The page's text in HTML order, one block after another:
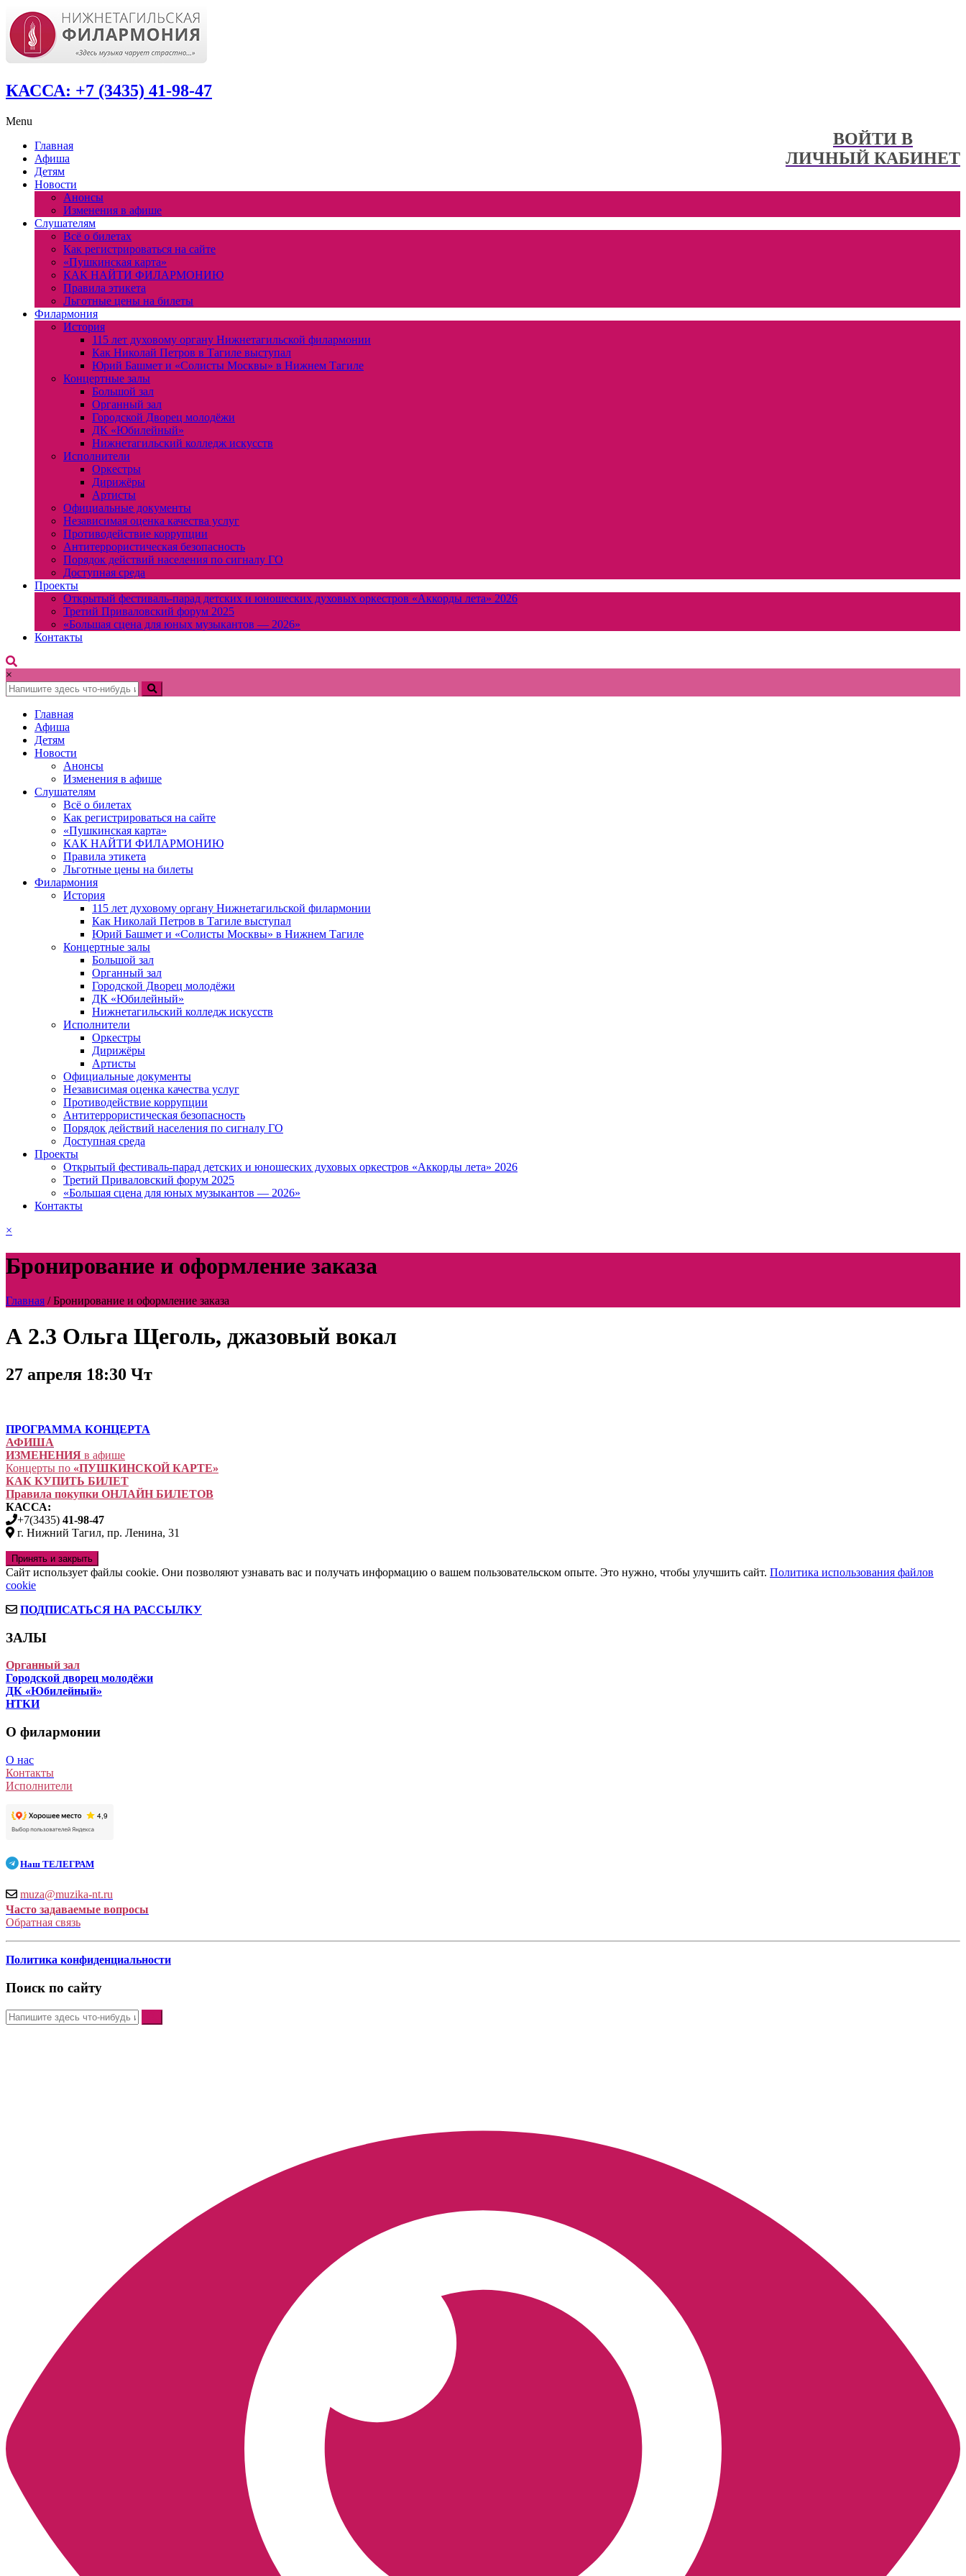
КАССА: +7 (3435) 41-98-47
ВОЙТИ В
ЛИЧНЫЙ КАБИНЕТ
Menu
Главная
Афиша
Детям
Новости
Анонсы
Изменения в афише
Слушателям
Всё о билетах
Как регистрироваться на сайте
«Пушкинская карта»
КАК НАЙТИ ФИЛАРМОНИЮ
Правила этикета
Льготные цены на билеты
Филармония
История
115 лет духовому органу Нижнетагильской филармонии
Как Николай Петров в Тагиле выступал
Юрий Башмет и «Солисты Москвы» в Нижнем Тагиле
Концертные залы
Большой зал
Органный зал
Городской Дворец молодёжи
ДК «Юбилейный»
Нижнетагильский колледж искусств
Исполнители
Оркестры
Дирижёры
Артисты
Официальные документы
Независимая оценка качества услуг
Противодействие коррупции
Антитеррористическая безопасность
Порядок действий населения по сигналу ГО
Доступная среда
Проекты
Открытый фестиваль-парад детских и юношеских духовых оркестров «Аккорды лета» 2026
Третий Приваловский форум 2025
«Большая сцена для юных музыкантов — 2026»
Контакты
×
Главная
Афиша
Детям
Новости
Анонсы
Изменения в афише
Слушателям
Всё о билетах
Как регистрироваться на сайте
«Пушкинская карта»
КАК НАЙТИ ФИЛАРМОНИЮ
Правила этикета
Льготные цены на билеты
Филармония
История
115 лет духовому органу Нижнетагильской филармонии
Как Николай Петров в Тагиле выступал
Юрий Башмет и «Солисты Москвы» в Нижнем Тагиле
Концертные залы
Большой зал
Органный зал
Городской Дворец молодёжи
ДК «Юбилейный»
Нижнетагильский колледж искусств
Исполнители
Оркестры
Дирижёры
Артисты
Официальные документы
Независимая оценка качества услуг
Противодействие коррупции
Антитеррористическая безопасность
Порядок действий населения по сигналу ГО
Доступная среда
Проекты
Открытый фестиваль-парад детских и юношеских духовых оркестров «Аккорды лета» 2026
Третий Приваловский форум 2025
«Большая сцена для юных музыкантов — 2026»
Контакты
×
Бронирование и оформление заказа
Главная /Бронирование и оформление заказа
А 2.3 Ольга Щеголь, джазовый вокал
27 апреля 18:30 Чт
ПРОГРАММА КОНЦЕРТА
АФИША
ИЗМЕНЕНИЯ в афише
Концерты по «ПУШКИНСКОЙ КАРТЕ»
КАК КУПИТЬ БИЛЕТ
Правила покупки ОНЛАЙН БИЛЕТОВ
КАССА:
+7(3435) 41-98-47
г. Нижний Тагил, пр. Ленина, 31
Сайт использует файлы cookie. Они позволяют узнавать вас и получать информацию о вашем пользовательском опыте. Это нужно, чтобы улучшить сайт. Политика использования файлов
cookie
ПОДПИСАТЬСЯ НА РАССЫЛКУ
ЗАЛЫ
Органный зал
Городской дворец молодёжи
ДК «Юбилейный»
НТКИ
О филармонии
О нас
Контакты
Исполнители
Наш ТЕЛЕГРАМ
muza@muzika-nt.ru
Часто задаваемые вопросы
Обратная связь
Политика конфиденциальности
Поиск по сайту